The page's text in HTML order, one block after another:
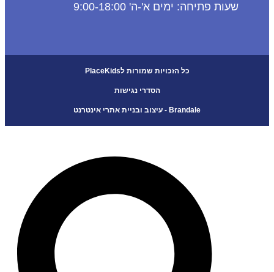
שעות פתיחה: ימים א'-ה' 9:00-18:00
כל הזכויות שמורות לPlaceKids
הסדרי נגישות
Brandale - עיצוב ובניית אתרי אינטרנט